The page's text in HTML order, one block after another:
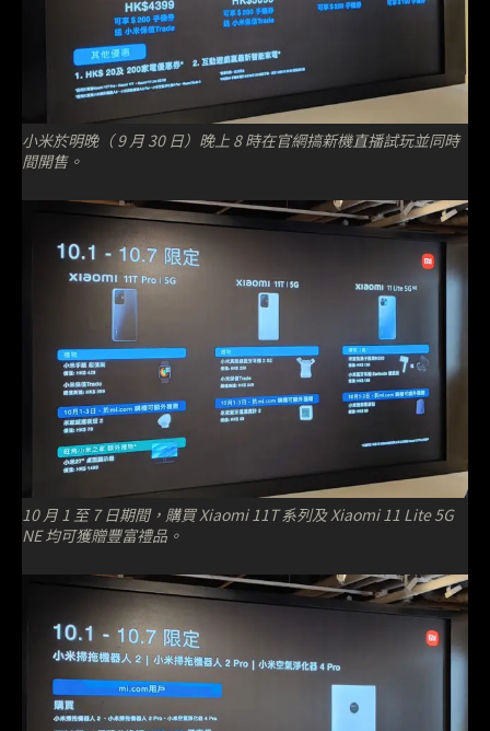
小米於明晚（ 9 月 30 日）晚上 8 時在官網搞新機直播試玩並同時
間開售。
10 月 1 至 7 日期間，購買 Xiaomi 11T 系列及 Xiaomi 11 Lite 5G
NE 均可獲贈豐富禮品。